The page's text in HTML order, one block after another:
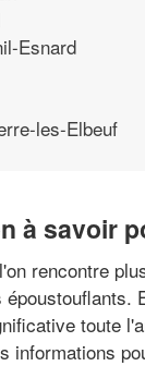
Esnard
les-Elbeuf
à savoir
rencontre
toute